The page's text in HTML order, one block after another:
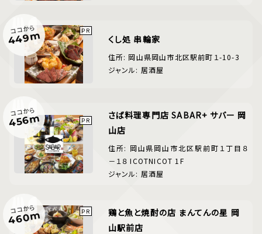
ココから
449m くし処 串輪家
住所: 岡山県岡山市北区駅前町１-10-3
ジャンル: 居酒屋
ココから
456m
さば料理専門店 SABAR+ サバー 岡
山店
住所: 岡山県岡山市北区駅前町１丁目８
－１８ ICOTNICOT 1F
ジャンル: 居酒屋
ココから
460m
鶏と魚と焼酎の店 まんてんの星 岡
山駅前店